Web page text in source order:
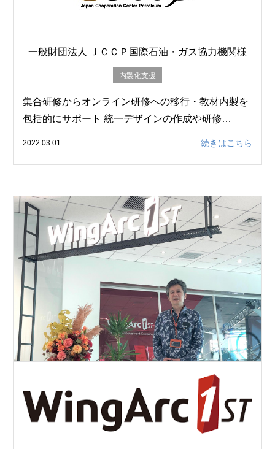
一般財団法人 ＪＣＣＰ国際石油・ガス協力機関様
内製化支援
集合研修からオンライン研修への移行・教材内製を
包括的にサポート 統一デザインの作成や研修…
2022.03.01 続きはこちら